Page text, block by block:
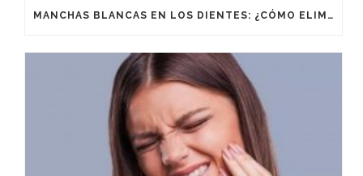
MANCHAS BLANCAS EN LOS DIENTES: ¿CÓMO ELIMINARLAS?